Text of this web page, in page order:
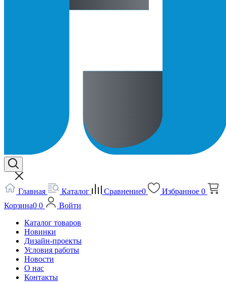
Главная Каталог Сравнение0 Избранное 0
Корзина0 0
Войти
Каталог товаров
Новинки
Дизайн-проекты
Условия работы
Новости
О нас
Контакты